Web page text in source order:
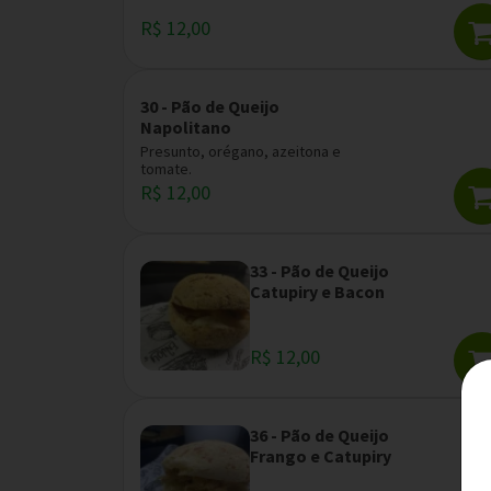
R$ 12,00
30 - Pão de Queijo
Napolitano
Presunto, orégano, azeitona e
tomate.
R$ 12,00
33 - Pão de Queijo
Catupiry e Bacon
R$ 12,00
36 - Pão de Queijo
Frango e Catupiry